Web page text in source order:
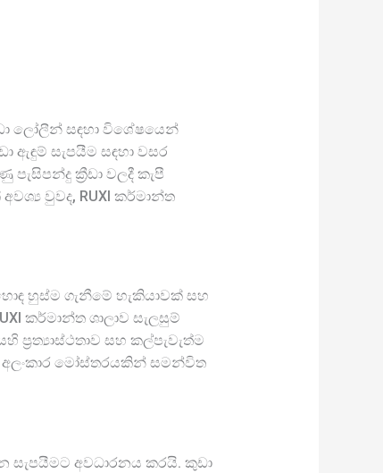
ලෝලීන් සඳහා විශේෂයෙන්
ඇඳුම් සැපයීම සඳහා වසර
ක්‍රීඩා වලදී කැපී
වුවද, RUXI කර්මාන්ත
හොඳ හුස්ම ගැනීමේ හැකියාවක් සහ
කර්මාන්ත ශාලාව සැලසුම්
සහ කල්පැවැත්ම
අලංකාර මෝස්තරයකින් සමන්විත
සැපයීමට අවධාරනය කරයි. කුඩා